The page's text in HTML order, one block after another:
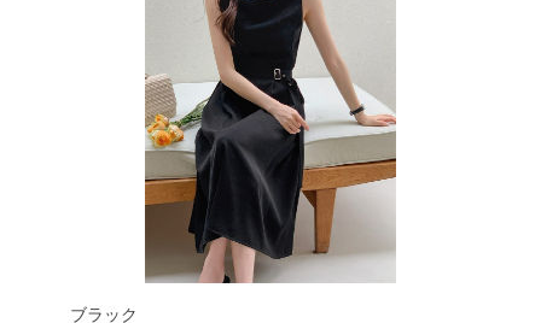
ブラック